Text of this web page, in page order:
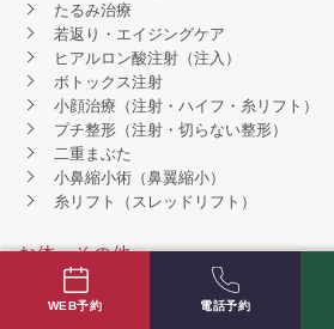
WEB予約 電話予約
たるみ治療
若返り・エイジングケア
ヒアルロン酸注射（注入）
ボトックス注射
小顔治療（注射・ハイフ・糸リフト）
プチ整形（注射・切らない整形）
二重まぶた
小鼻縮小術（鼻翼縮小）
糸リフト（スレッドリフト）
お体・その他
ワキガ・多汗症